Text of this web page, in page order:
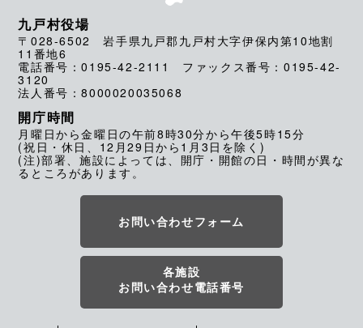
九戸村役場
〒028-6502 岩手県九戸郡九戸村大字伊保内第10地割
11番地6
電話番号：0195-42-2111 ファックス番号：0195-42-
3120
法人番号：8000020035068
開庁時間
月曜日から金曜日の午前8時30分から午後5時15分
(祝日・休日、12月29日から1月3日を除く)
(注)部署、施設によっては、開庁・開館の日・時間が異な
るところがあります。
お問い合わせフォーム
各施設
お問い合わせ電話番号